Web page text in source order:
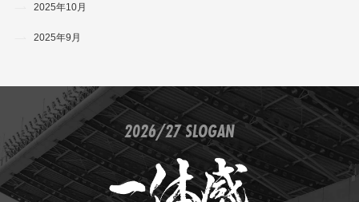
2025年10月
2025年9月
2026/27 SLOGAN